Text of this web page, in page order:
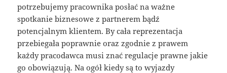
potrzebujemy pracownika posłać na ważne
spotkanie biznesowe z partnerem bądź
potencjalnym klientem. By cała reprezentacja
przebiegała poprawnie oraz zgodnie z prawem
każdy pracodawca musi znać regulacje prawne jakie
go obowiązują. Na ogół kiedy są to wyjazdy